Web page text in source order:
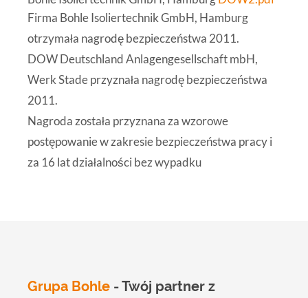
Firma Bohle Isoliertechnik GmbH, Hamburg
otrzymała nagrodę bezpieczeństwa 2011.
DOW Deutschland Anlagengesellschaft mbH,
Werk Stade przyznała nagrodę bezpieczeństwa
2011.
Nagroda została przyznana za wzorowe
postępowanie w zakresie bezpieczeństwa pracy i
za 16 lat działalności bez wypadku
Grupa Bohle - Twój partner z